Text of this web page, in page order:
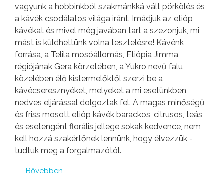
vagyunk a hobbinkból szakmánkká vált pörkölés és
a kávék csodálatos világa iránt. Imádjuk az etióp
kávékat és mivel még javában tart a szezonjuk, mi
mást is küldhettünk volna tesztelésre! Kávénk
forrása, a Telila mosóállomás, Etiópia Jimma
régiójának Gera körzetében, a Yukro nevű falu
közelében élő kistermelőktől szerzi be a
kávécseresznyéket, melyeket a mi esetünkben
nedves eljárással dolgoztak fel. A magas minőségű
és friss mosott etióp kávék barackos, citrusos, teás
és esetengént florális jellege sokak kedvence, nem
kell hozzá szakértőnek lennünk, hogy élvezzük -
tudtuk meg a forgalmazótól.
Bővebben...